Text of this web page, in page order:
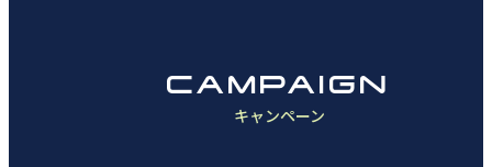
CAMPAIGN
キャンペーン